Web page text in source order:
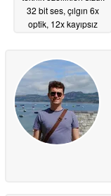
32 bit ses, çılgın 6x
optik, 12x kayıpsız